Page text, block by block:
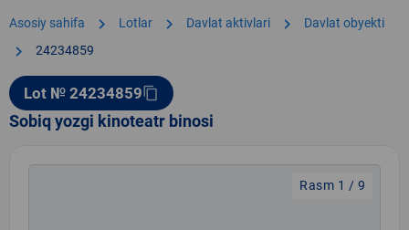
Asosiy sahifa chevron_right Lotlar chevron_right Davlat aktivlari chevron_right Davlat obyekti
chevron_right 24234859
Lot № 24234859content_copy
Sobiq yozgi kinoteatr binosi
Rasm 1 / 9